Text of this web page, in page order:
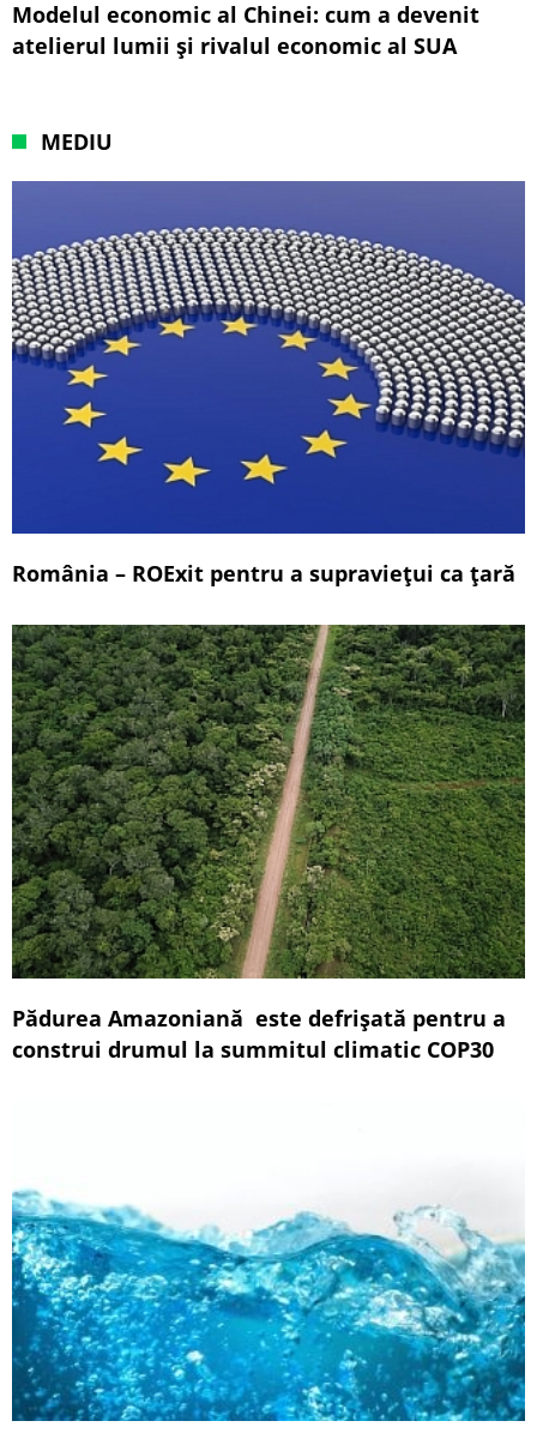
Modelul economic al Chinei: cum a devenit
atelierul lumii și rivalul economic al SUA
MEDIU
România – ROExit pentru a supraviețui ca țară
Pădurea Amazoniană este defrișată pentru a
construi drumul la summitul climatic COP30